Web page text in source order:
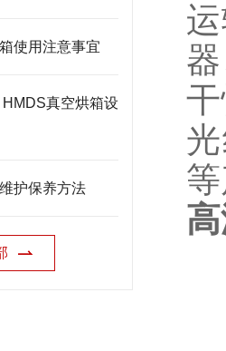
使用注意事宜
真空烘箱设
护保养方法